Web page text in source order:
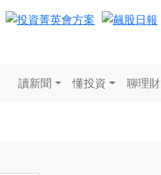
讀新聞 懂投資 聊理財